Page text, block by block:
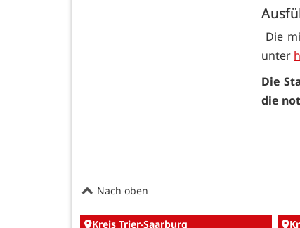
Die
unter
Die
die
Nach oben
Kreis Trier-Saarburg